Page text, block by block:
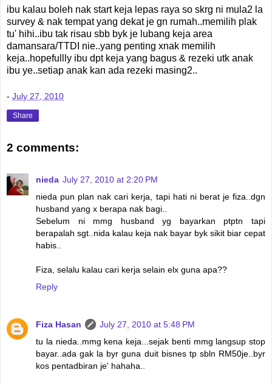
ibu kalau boleh nak start keja lepas raya so skrg ni mula2 la
survey & nak tempat yang dekat je gn rumah..memilih plak
tu' hihi..ibu tak risau sbb byk je lubang keja area
damansara/TTDI nie..yang penting xnak memilih
keja..hopefullly ibu dpt keja yang bagus & rezeki utk anak
ibu ye..setiap anak kan ada rezeki masing2..
- July 27, 2010
Share
2 comments:
nieda July 27, 2010 at 2:20 PM
nieda pun plan nak cari kerja, tapi hati ni berat je fiza..dgn
husband yang x berapa nak bagi..
Sebelum ni mmg husband yg bayarkan ptptn tapi
berapalah sgt..nida kalau keja nak bayar byk sikit biar cepat
habis..
Fiza, selalu kalau cari kerja selain elx guna apa??
Reply
Fiza Hasan
July 27, 2010 at 5:48 PM
tu la nieda..mmg kena keja...sejak benti mmg langsup stop
bayar..ada gak la byr guna duit bisnes tp sbln RM50je..byr
kos pentadbiran je' hahaha..